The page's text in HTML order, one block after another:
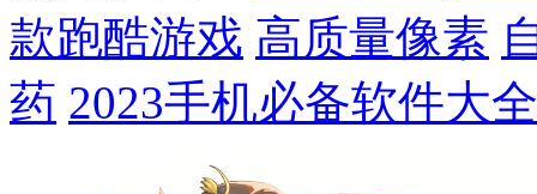
款跑酷游戏 高质量像素
药 2023手机必备软件大全